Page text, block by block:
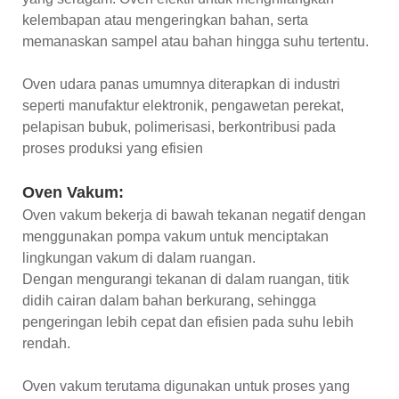
kelembapan atau mengeringkan bahan, serta
memanaskan sampel atau bahan hingga suhu tertentu.
Oven udara panas umumnya diterapkan di industri
seperti manufaktur elektronik, pengawetan perekat,
pelapisan bubuk, polimerisasi, berkontribusi pada
proses produksi yang efisien
Oven Vakum:
Oven vakum bekerja di bawah tekanan negatif dengan
menggunakan pompa vakum untuk menciptakan
lingkungan vakum di dalam ruangan.
Dengan mengurangi tekanan di dalam ruangan, titik
didih cairan dalam bahan berkurang, sehingga
pengeringan lebih cepat dan efisien pada suhu lebih
rendah.
Oven vakum terutama digunakan untuk proses yang